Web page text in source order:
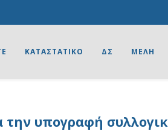
ΚΑΤΑΣΤΑΤΙΚΟ ΔΣ ΜΕΛΗ
την υπογραφή